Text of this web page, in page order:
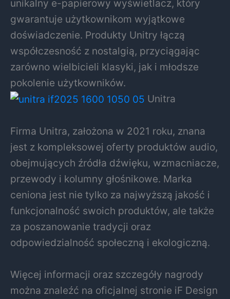
unikalny e-papierowy wyświetlacz, który
gwarantuje użytkownikom wyjątkowe
doświadczenie. Produkty Unitry łączą
współczesność z nostalgią, przyciągając
zarówno wielbicieli klasyki, jak i młodsze
pokolenie użytkowników.
Unitra
Firma Unitra, założona w 2021 roku, znana
jest z kompleksowej oferty produktów audio,
obejmujących źródła dźwięku, wzmacniacze,
przewody i kolumny głośnikowe. Marka
ceniona jest nie tylko za najwyższą jakość i
funkcjonalność swoich produktów, ale także
za poszanowanie tradycji oraz
odpowiedzialność społeczną i ekologiczną.
Więcej informacji oraz szczegóły nagrody
można znaleźć na oficjalnej stronie iF Design